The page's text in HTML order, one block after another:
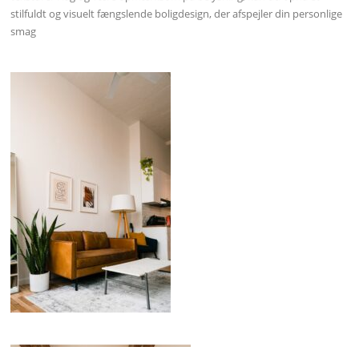
stilfuldt og visuelt fængslende boligdesign, der afspejler din personlige
smag